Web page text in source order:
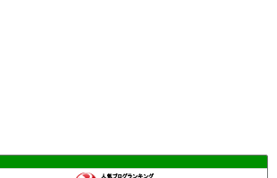
13位 馬耳Tong Poo